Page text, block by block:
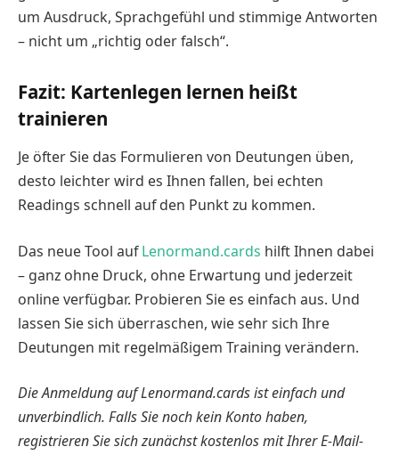
um Ausdruck, Sprachgefühl und stimmige Antworten
– nicht um „richtig oder falsch“.
Fazit: Kartenlegen lernen heißt
trainieren
Je öfter Sie das Formulieren von Deutungen üben,
desto leichter wird es Ihnen fallen, bei echten
Readings schnell auf den Punkt zu kommen.
Das neue Tool aufLenormand.cards hilft Ihnen dabei
– ganz ohne Druck, ohne Erwartung und jederzeit
online verfügbar. Probieren Sie es einfach aus. Und
lassen Sie sich überraschen, wie sehr sich Ihre
Deutungen mit regelmäßigem Training verändern.
Die Anmeldung auf Lenormand.cards ist einfach und
unverbindlich. Falls Sie noch kein Konto haben,
registrieren Sie sich zunächst kostenlos mit Ihrer E-Mail-